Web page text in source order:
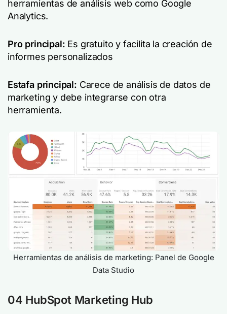
herramientas de análisis web como Google
Analytics.
Pro principal: Es gratuito y facilita la creación de
informes personalizados
Estafa principal: Carece de análisis de datos de
marketing y debe integrarse con otra
herramienta.
Herramientas de análisis de marketing: Panel de Google
Data Studio
04 HubSpot Marketing Hub